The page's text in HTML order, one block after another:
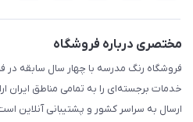
بازی و نمایش
تزئین کلاس
طرح های تشویقی
گیفت ها و جوایز
مختصری درباره فروشگاه
فروشگاه رنگ مدرسه با چهار سال سابقه در
خدمات برجسته‌ای را به تمامی مناطق
ارسال به سراسر کشور و پشتیبانی آنلاین